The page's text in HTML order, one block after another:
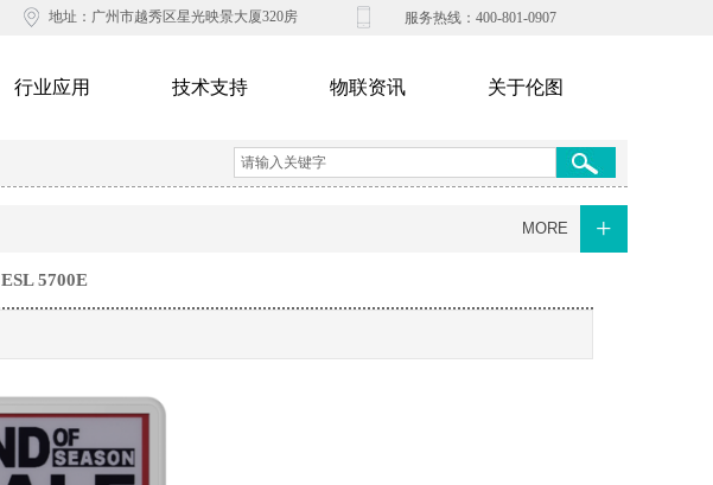
地址：广州市越秀区星光映景大厦320房 ​​服务热​线：400-801-0907​
行业应用 技术支持 物联资讯 关于伦图
+
MORE
ESL 5700E